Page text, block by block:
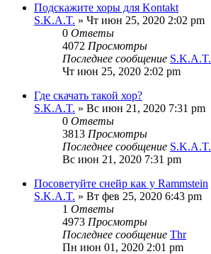
Подскажите хоры для Kontakt
S.K.A.T. » Чт июн 25, 2020 2:02 pm
0 Ответы
4072 Просмотры
Последнее сообщение S.K.A.T.
Чт июн 25, 2020 2:02 pm
Где скачать такой хор?
S.K.A.T. » Вс июн 21, 2020 7:31 pm
0 Ответы
3813 Просмотры
Последнее сообщение S.K.A.T.
Вс июн 21, 2020 7:31 pm
Посоветуйте снейр как у Rammstein
S.K.A.T. » Вт фев 25, 2020 6:43 pm
1 Ответы
4973 Просмотры
Последнее сообщение Thr
Пн июн 01, 2020 2:01 pm